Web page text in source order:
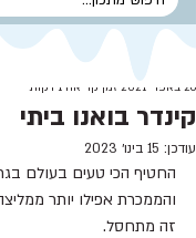
קינדר בואנו ביתי
26 באפר׳ 2021
זמן קריאה 1 דקות
עודכן: 15 בינו׳ 2023
החטיף הכי טעים בעולם
והממכרת אפילו יותר
זה מתחסל.